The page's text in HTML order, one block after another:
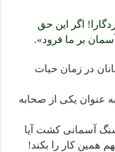
اگر این حق
بر ما فرود».
در زمان حیات
عنوان یکی از صحابه
آسمانی کشت آیا
همین کار را بکند!